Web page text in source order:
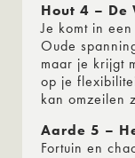
Hout 4 – De
Je komt in
Oude
maar je krijgt
op je
kan omzeilen
Aarde 5 –
Fortuin en